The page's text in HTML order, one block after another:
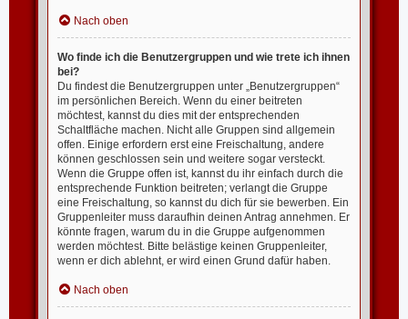
Nach oben
Wo finde ich die Benutzergruppen und wie trete ich ihnen
bei?
Du findest die Benutzergruppen unter „Benutzergruppen“
im persönlichen Bereich. Wenn du einer beitreten
möchtest, kannst du dies mit der entsprechenden
Schaltfläche machen. Nicht alle Gruppen sind allgemein
offen. Einige erfordern erst eine Freischaltung, andere
können geschlossen sein und weitere sogar versteckt.
Wenn die Gruppe offen ist, kannst du ihr einfach durch die
entsprechende Funktion beitreten; verlangt die Gruppe
eine Freischaltung, so kannst du dich für sie bewerben. Ein
Gruppenleiter muss daraufhin deinen Antrag annehmen. Er
könnte fragen, warum du in die Gruppe aufgenommen
werden möchtest. Bitte belästige keinen Gruppenleiter,
wenn er dich ablehnt, er wird einen Grund dafür haben.
Nach oben